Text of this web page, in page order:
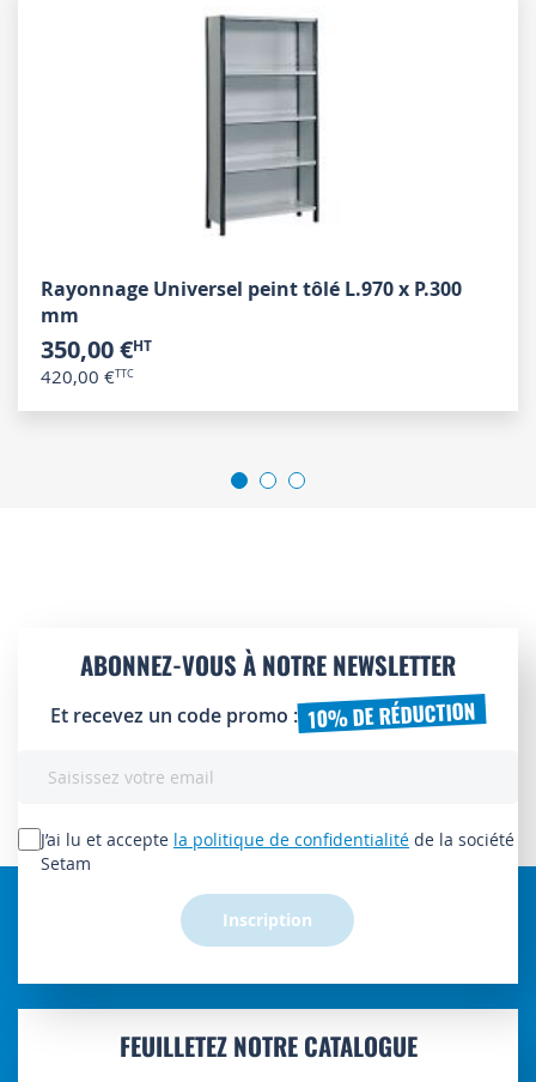
Rayonnage Universel peint tôlé L.970 x P.300
mm
350,00 €
420,00 €
ABONNEZ-VOUS À NOTRE NEWSLETTER
Et recevez un code promo : 10% DE RÉDUCTION
lettre
d’information
J’ai lu et accepte la politique de confidentialité de la société
Setam
Inscription
FEUILLETEZ NOTRE CATALOGUE